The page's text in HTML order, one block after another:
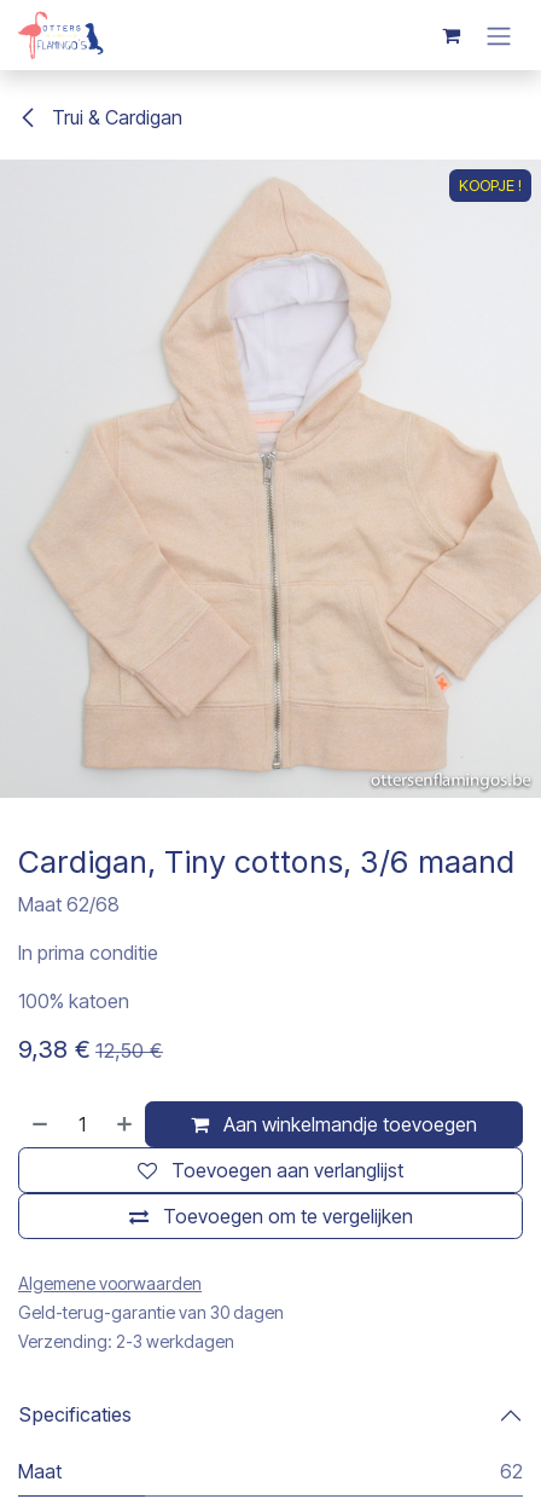
Overslaan naar inhoud
Trui & Cardigan
KOOPJE !
Cardigan, Tiny cottons, 3/6 maand
Maat 62/68
In prima conditie
100% katoen
9,38 € 12,50€
Aan winkelmandje toevoegen
Toevoegen om te vergelijken
Toevoegen aan verlanglijst
Algemene voorwaarden
Geld-terug-garantie van 30 dagen
Verzending: 2-3 werkdagen
Specificaties
Maat 62